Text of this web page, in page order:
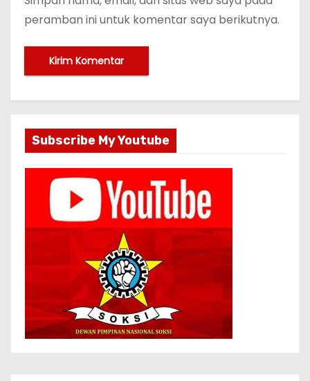
peramban ini untuk komentar saya berikutnya.
Subscribe My Youtube